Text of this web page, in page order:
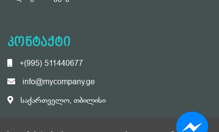
კონტაქტი
+(995) 511440677
info@mycompany.ge
საქართველო, თბილისი